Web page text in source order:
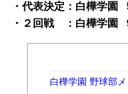
・代表決定：白樺学園
0
・２回戦 ：白樺学園
0
白樺学園 野球部